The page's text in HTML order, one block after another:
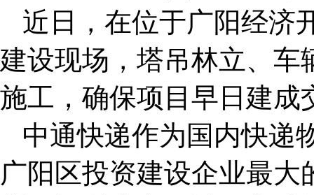
近日，在位于广阳经济
建设现场，塔吊林立、车
施工，确保项目早日建成
中通快递作为国内快递
广阳区投资建设企业最